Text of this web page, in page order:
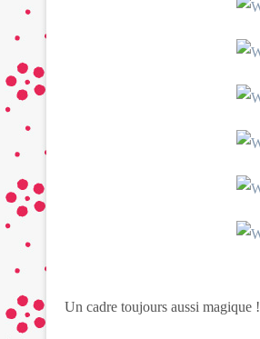
Un cadre toujours aussi magique !